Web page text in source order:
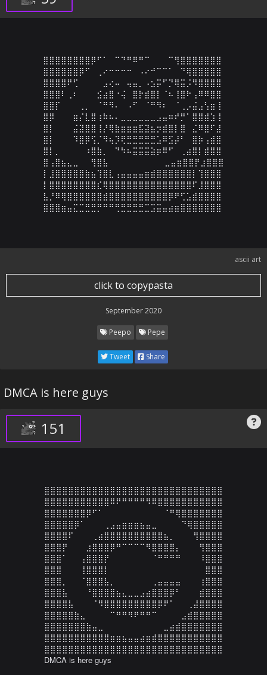
⣿⣿⣿⣿⣿⣿⣿⣿⡿⠋⠁⠀⠉⠙⠛⠿⠛⠉⠀⠀⠀⠉⢻⣿⣿⣿⣿⣿⣿⣿
⣿⣿⣿⣿⣿⣿⡿⠋⠀⢀⠔⠒⠒⠒⠒⠀⠠⠔⠚⠉⠉⠁⠀⠙⢿⣿⣿⣿⣿⣿
⣿⣿⣿⣿⠟⢋⠀⠀⠀⠀⣠⢔⠤⠀⢤⣤⡀⠠⣢⡭⠋⡙⢿⣭⡨⠻⣿⣿⣿⣿
⣿⣿⣿⠇⢀⠆⠀⠀⠀⣪⣴⣿⠐⢬⠀⣿⡗⣾⣿⡇⠈⠦⢸⣿⠗⢠⠿⠿⣿⣿
⣿⣿⡏⠀⠀⠀⢀⡀⠀⠈⠛⠻⠄⠀⠠⠋⠀⠈⠛⠻⠆⠀⠈⢀⡠⣬⣠⢣⣶⢸
⣿⡿⠀⠀⠀⣶⡌⣇⣿⢰⠷⠦⠄⣀⣀⣀⣀⣀⣀⣠⣤⠶⠞⡛⠁⣿⣿⣾⣱⢸
⣿⡇⠀⠀⠀⣬⣽⣿⣿⢸⡜⢿⣷⣶⣶⣶⣯⣽⣦⡲⣾⣿⡇⣿⠀⣌⠿⣿⠏⣼
⣿⡇⠀⠀⠀⠹⣿⡿⢫⡈⠻⢦⡹⢟⣛⣛⣛⣛⣛⣡⠿⣫⡼⠃⠀⣿⡷⢠⣾⣿
⣿⡇⡀⠀⠀⠀⠀⠰⣿⣷⡀⠀⠙⠳⠦⣭⣭⣭⣵⡶⠿⠋⠀⢀⣴⣿⡇⣾⣿⣿
⣿⢠⣿⣦⣄⣀⠀⠀⢻⣿⣧⠀⠀⠀⠀⠀⠀⠀⠀⠀ ⣀⣤⣶⣿⣿⡟⣰⣿⣿⣿
⡇⣸⣿⣿⣿⣿⣿⣷⣦⢹⣿⣇⢠⣤⣤⣤⣤⣶⣾⣿⣿⣿⣿⣿⣿⡇⢹⣿⣿⣿
⡇⣿⣿⣿⣿⣿⣿⣿⣿⣎⢿⣿⣿⣿⣿⣿⣿⣿⣿⣿⣿⣿⣿⣿⣿⠏⣸⣿⣿⣿
⣧⡘⠿⢿⣿⣿⣿⣿⣿⣿⣾⣿⣿⣿⣿⣿⣿⣿⣿⣿⣿⡿⠟⢋⣡⣾⣿⣿⣿⣿
⣿⣿⣿⣶⣤⣍⣉⣛⣛⡛⠛⠛⢛⣛⣛⣛⣛⣉⣩⣭⣤⣴⣶⣿⣿⣿⣿⣿⣿⣿
ascii art
click to copypasta
September 2020
Peepo Pepe
Tweet Share
DMCA is here guys
151
⣿⣿⣿⣿⣿⣿⣿⣿⣿⣿⣿⣿⣿⣿⣿⣿⣿⣿⣿⣿⣿⣿⣿⣿⣿⣿⣿⣿⣿⣿
⣿⣿⣿⣿⣿⣿⣿⣿⣿⣿⣿⠿⠟⠛⠛⠛⠛⠻⠿⣿⣿⣿⣿⣿⣿⣿⣿⣿⣿⣿
⣿⣿⣿⣿⣿⣿⣿⡿⠋⠁⠀⠀⠀⠀⠀⠀⠀⠀⠀⠀⠈⠛⢿⣿⣿⣿⣿⣿⣿⣿
⣿⣿⣿⣿⣿⡿⠁⠀⠀⠀⢀⣠⣤⣶⣶⣶⣦⣤⣀⠀⠀⠀⠀⠙⢿⣿⣿⣿⣿⣿
⣿⣿⣿⣿⠏⠀⠀⠀⢀⣴⣿⣿⣿⣿⣿⣿⣿⣿⣿⣿⣦⡀⠀⠀⠀⢻⣿⣿⣿⣿
⣿⣿⣿⡟⠀⠀⠀⣰⣿⣿⣿⡿⠛⠉⠉⠉⠉⠻⣿⣿⣿⣿⡄⠀⠀⠀⢻⣿⣿⣿
⣿⣿⣿⠁⠀⠀⢠⣿⣿⣿⡟⠀⠀⠀⠀⠀⠀⠀⠈⠛⠛⠛⠛⠀⠀⠀⠸⣿⣿⣿
⣿⣿⣿⠀⠀⠀⢸⣿⣿⣿⡇⠀⠀⠀⠀⠀⠀⠀⠀⠀⠀⠀⠀⠀⠀⠀⠀⣿⣿⣿
⣿⣿⣿⡀⠀⠀⠈⣿⣿⣿⣧⡀⠀⠀⠀⠀⠀⠀⢀⣤⣤⣤⣤⠀⠀⠀⢰⣿⣿⣿
⣿⣿⣿⣧⠀⠀⠀⠘⣿⣿⣿⣿⣦⣄⣀⣀⣠⣴⣿⣿⣿⡿⠃⠀⠀⠀⣾⣿⣿⣿
⣿⣿⣿⣿⣧⠀⠀⠀⠈⠻⣿⣿⣿⣿⣿⣿⣿⣿⣿⡿⠟⠁⠀⠀⢀⣼⣿⣿⣿⣿
⣿⣿⣿⣿⣿⣷⣄⠀⠀⠀⠀⠉⠛⠛⠻⠟⠛⠛⠉⠀⠀⠀⠀⣠⣾⣿⣿⣿⣿⣿
⣿⣿⣿⣿⣿⣿⣿⣷⣤⣀⠀⠀⠀⠀⠀⠀⠀⠀⠀⠀⣀⣴⣾⣿⣿⣿⣿⣿⣿⣿
⣿⣿⣿⣿⣿⣿⣿⣿⣿⣿⣿⣶⣶⣦⣤⣤⣴⣶⣾⣿⣿⣿⣿⣿⣿⣿⣿⣿⣿⣿
⣿⣿⣿⣿⣿⣿⣿⣿⣿⣿⣿⣿⣿⣿⣿⣿⣿⣿⣿⣿⣿⣿⣿⣿⣿⣿⣿⣿⣿⣿
DMCA is here guys